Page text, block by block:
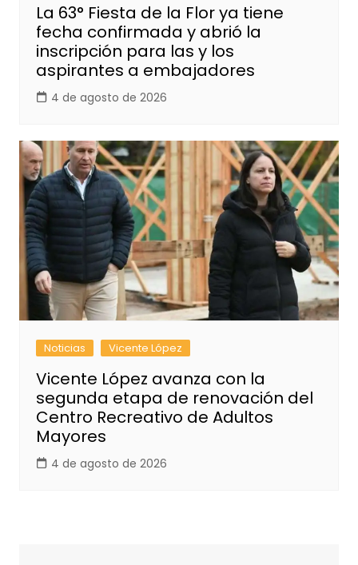
La 63° Fiesta de la Flor ya tiene
fecha confirmada y abrió la
inscripción para las y los
aspirantes a embajadores
4 de agosto de 2026
Noticias Vicente López
Vicente López avanza con la
segunda etapa de renovación del
Centro Recreativo de Adultos
Mayores
4 de agosto de 2026